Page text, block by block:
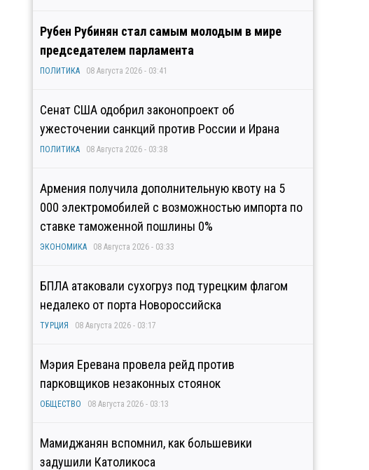
Рубен Рубинян стал самым молодым в мире
председателем парламента
ПОЛИТИКА 08 Августа 2026 - 03:41
Сенат США одобрил законопроект об
ужесточении санкций против России и Ирана
ПОЛИТИКА 08 Августа 2026 - 03:38
Армения получила дополнительную квоту на 5
000 электромобилей с возможностью импорта по
ставке таможенной пошлины 0%
ЭКОНОМИКА 08 Августа 2026 - 03:33
БПЛА атаковали сухогруз под турецким флагом
недалеко от порта Новороссийска
ТУРЦИЯ 08 Августа 2026 - 03:17
Мэрия Еревана провела рейд против
парковщиков незаконных стоянок
ОБЩЕСТВО 08 Августа 2026 - 03:13
Мамиджанян вспомнил, как большевики
задушили Католикоса